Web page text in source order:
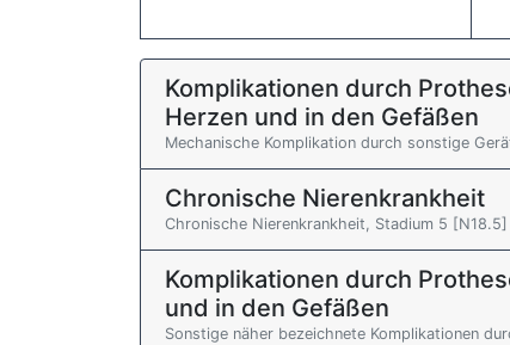
Komplikationen durch
Herzen und in den Gefäßen
Mechanische Komplikation durch sonstige
Chronische Nierenkrankheit
Chronische Nierenkrankheit, Stadium 5 [N18.5]
Komplikationen durch
und in den Gefäßen
Sonstige näher bezeichnete Komplikationen